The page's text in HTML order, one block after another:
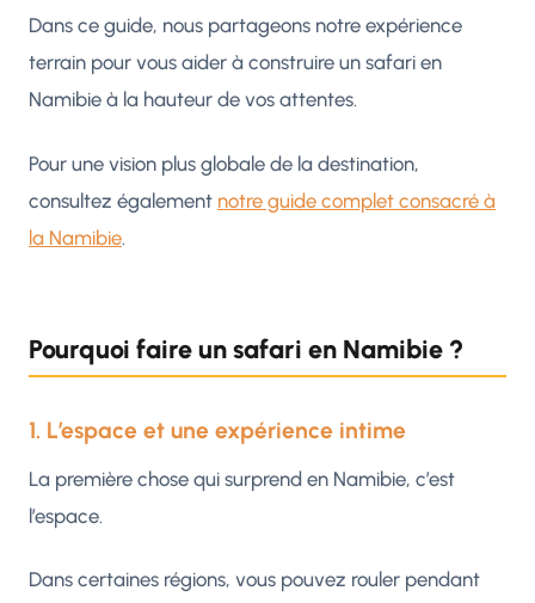
Dans ce guide, nous partageons notre expérience
terrain pour vous aider à construire un safari en
Namibie à la hauteur de vos attentes.
Pour une vision plus globale de la destination,
consultez également notre guide complet consacré à
la Namibie.
Pourquoi faire un safari en Namibie ?
1. L’espace et une expérience intime
La première chose qui surprend en Namibie, c’est
l’espace.
Dans certaines régions, vous pouvez rouler pendant